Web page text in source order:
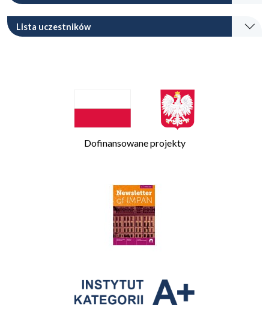
Lista uczestników
Dofinansowane projekty